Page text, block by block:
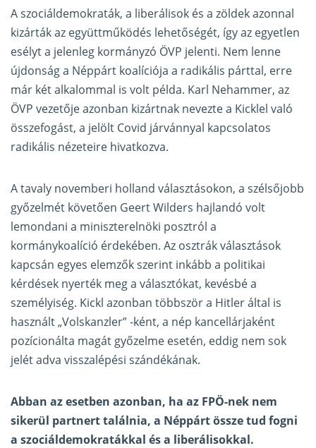
A szociáldemokraták, a liberálisok és a zöldek azonnal
kizárták az együttműködés lehetőségét, így az egyetlen
esélyt a jelenleg kormányzó ÖVP jelenti. Nem lenne
újdonság a Néppárt koalíciója a radikális párttal, erre
már két alkalommal is volt példa. Karl Nehammer, az
ÖVP vezetője azonban kizártnak nevezte a Kicklel való
összefogást, a jelölt Covid járvánnyal kapcsolatos
radikális nézeteire hivatkozva.
A tavaly novemberi holland választásokon, a szélsőjobb
győzelmét követően Geert Wilders hajlandó volt
lemondani a miniszterelnöki posztról a
kormánykoalíció érdekében. Az osztrák választások
kapcsán egyes elemzők szerint inkább a politikai
kérdések nyerték meg a választókat, kevésbé a
személyiség. Kickl azonban többször a Hitler által is
használt „Volskanzler” -ként, a nép kancellárjaként
pozícionálta magát győzelme esetén, eddig nem sok
jelét adva visszalépési szándékának.
Abban az esetben azonban, ha az FPÖ-nek nem
sikerül partnert találnia, a Néppárt össze tud fogni
a szociáldemokratákkal és a liberálisokkal.